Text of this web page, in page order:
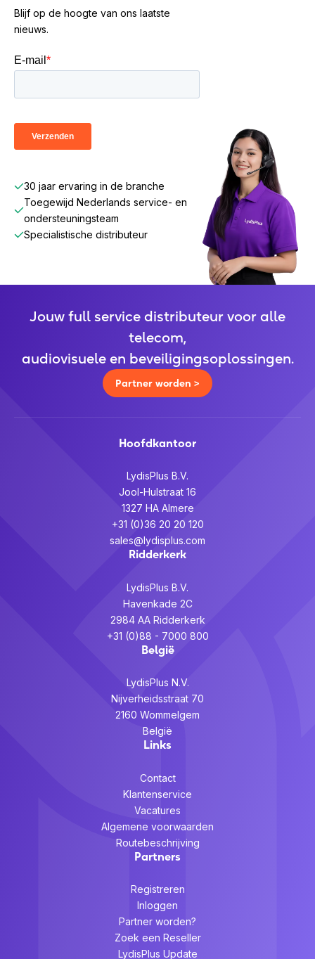
Blijf op de hoogte van ons laatste
nieuws.
30 jaar ervaring in de branche
Toegewijd Nederlands service- en
ondersteuningsteam
Specialistische distributeur
Jouw full service distributeur voor alle
telecom,
audiovisuele en beveiligingsoplossingen.
Partner worden >
Hoofdkantoor
LydisPlus B.V.
Jool-Hulstraat 16
1327 HA Almere
+31 (0)36 20 20 120
sales@lydisplus.com
Ridderkerk
LydisPlus B.V.
Havenkade 2C
2984 AA Ridderkerk
+31 (0)88 - 7000 800
België
LydisPlus N.V.
Nijverheidsstraat 70
2160 Wommelgem
België
Links
Contact
Klantenservice
Vacatures
Algemene voorwaarden
Routebeschrijving
Partners
Registreren
Inloggen
Partner worden?
Zoek een Reseller
LydisPlus Update